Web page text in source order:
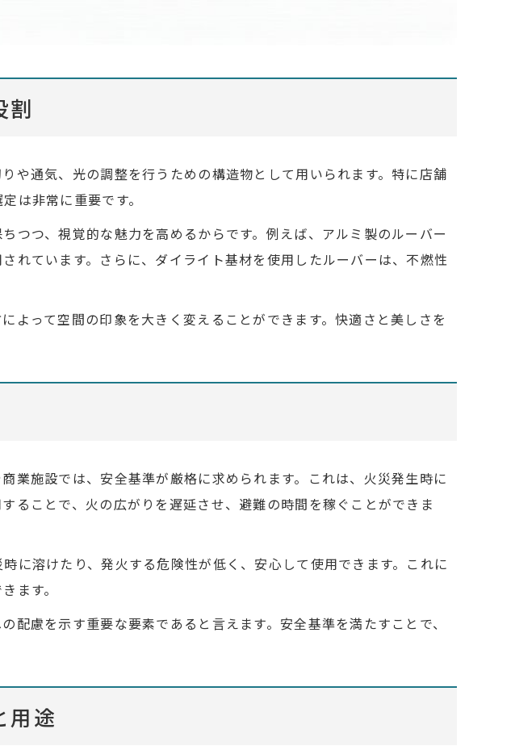
割
や通気、光の調整を行うための構造物として用いられます。特に店舗
は非常に重要です。
つつ、視覚的な魅力を高めるからです。例えば、アルミ製のルーバー
れています。さらに、ダイライト基材を使用したルーバーは、不燃性
よって空間の印象を大きく変えることができます。快適さと美しさを
業施設では、安全基準が厳格に求められます。これは、火災発生時に
ることで、火の広がりを遅延させ、避難の時間を稼ぐことができま
に溶けたり、発火する危険性が低く、安心して使用できます。これに
ます。
慮を示す重要な要素であると言えます。安全基準を満たすことで、
用途